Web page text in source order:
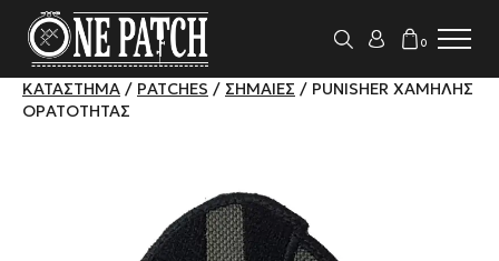
0
ΚΑΤΆΣΤΗΜΑ / PATCHES / ΣΗΜΑΊΕΣ / PUNISHER ΧΑΜΗΛΉΣ
ΟΡΑΤΌΤΗΤΑΣ